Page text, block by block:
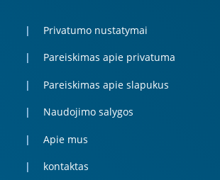
Privatumo nustatymai
Pareiskimas apie privatuma
Pareiskimas apie slapukus
Naudojimo salygos
Apie mus
kontaktas